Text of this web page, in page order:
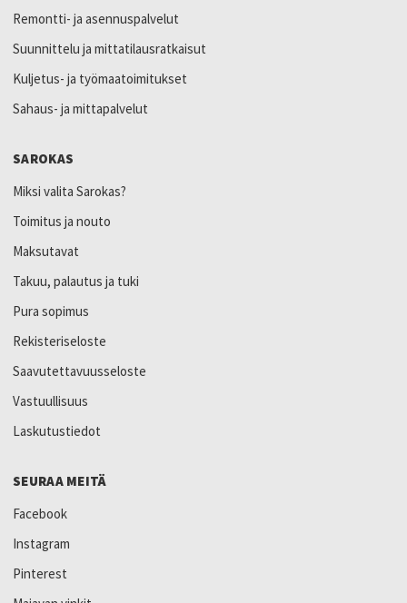
Remontti- ja asennuspalvelut
Suunnittelu ja mittatilausratkaisut
Kuljetus- ja työmaatoimitukset
Sahaus- ja mittapalvelut
SAROKAS
Miksi valita Sarokas?
Toimitus ja nouto
Maksutavat
Takuu, palautus ja tuki
Pura sopimus
Rekisteriseloste
Saavutettavuusseloste
Vastuullisuus
Laskutustiedot
SEURAA MEITÄ
Facebook
Instagram
Pinterest